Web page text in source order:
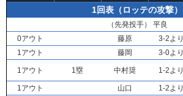
1回表（ロッテの攻撃）
（先発投手） 平良
0アウト
藤原 3-2より
1アウト
藤岡 3-0より
1アウト 1塁 中村奨 1-2より
1アウト
山口 1-2より